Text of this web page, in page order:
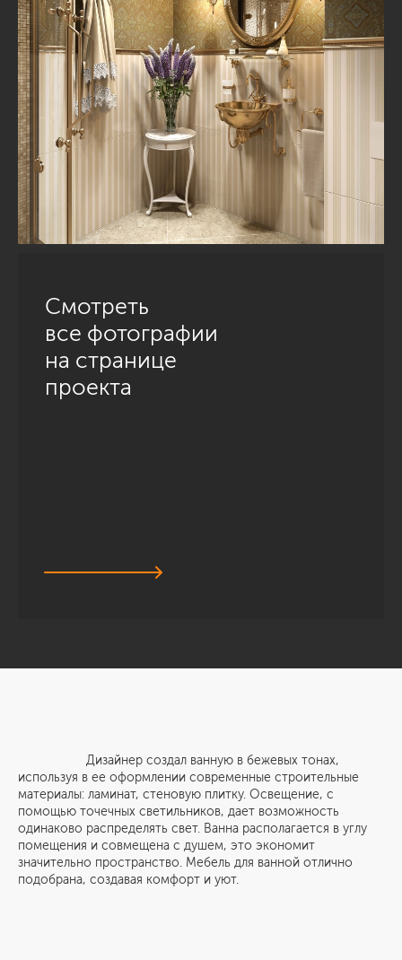
Смотреть
все фотографии
на странице
проекта
Дизайнер создал ванную в бежевых тонах,
используя в ее оформлении современные строительные
материалы: ламинат, стеновую плитку. Освещение, с
помощью точечных светильников, дает возможность
одинаково распределять свет. Ванна располагается в углу
помещения и совмещена с душем, это экономит
значительно пространство. Мебель для ванной отлично
подобрана, создавая комфорт и уют.